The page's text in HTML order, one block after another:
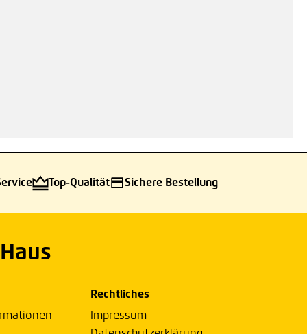
Top-Qualität Sichere Bestellung
Rechtliches
Impressum